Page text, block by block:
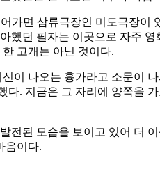
가면 삼류극장인 미도극장
던 필자는 이곳으로 자주
고개는 아닌 것이다.
이 나오는 흉가라고 소문이
. 지금은 그 자리에 양쪽을
된 모습을 보이고 있어 더
음이다.